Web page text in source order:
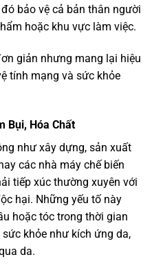
bảo vệ cả bản thân người
hoặc khu vực làm việc.
giản nhưng mang lại hiệu
tính mạng và sức khỏe
Bụi, Hóa Chất
như xây dựng, sản xuất
các nhà máy chế biến
tiếp xúc thường xuyên với
hại. Những yếu tố này
hoặc tóc trong thời gian
khỏe như kích ứng da,
da.